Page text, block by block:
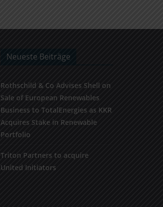
Neueste Beiträge
Rothschild & Co Advises Shell on
Sale of European Renewables
Business to TotalEnergies as KKR
Acquires Stake in Renewable
Portfolio
Triton Partners to acquire
United Initiators